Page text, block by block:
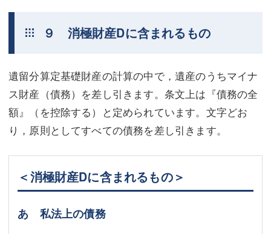
９ 消極財産Dに含まれるもの
遺留分算定基礎財産の計算の中で，遺産のうちマイナ
ス財産（債務）を差し引きます。条文上は『債務の全
額』（を控除する）と定められています。文字どお
り，原則としてすべての債務を差し引きます。
＜消極財産Dに含まれるもの＞
あ 私法上の債務